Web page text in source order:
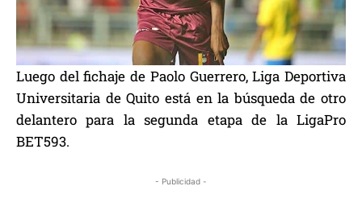
Luego del fichaje de Paolo Guerrero, Liga Deportiva
Universitaria de Quito está en la búsqueda de otro
delantero para la segunda etapa de la LigaPro
BET593.
- Publicidad -